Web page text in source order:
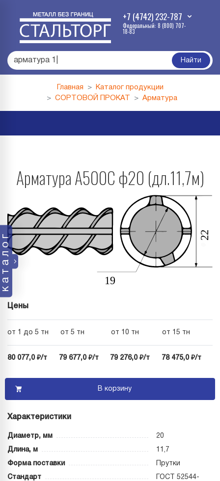
+7 (4742) 232-787
Федеральный: 8 (800) 707-
18-83
арма| Найти
каталог
Главная
Каталог продукции
СОРТОВОЙ ПРОКАТ
Арматура
Арматура А500С ф20 (дл.11,7м)
Цены
от 1 до 5 тн от 5 тн от 10 тн от 15 тн
80 077,0 ₽/т 79 677,0 ₽/т 79 276,0 ₽/т 78 475,0 ₽/т
В корзину
Характеристики
Диаметр, мм 20
Длина, м 11,7
Форма поставки Прутки
Стандарт
ГОСТ 52544-